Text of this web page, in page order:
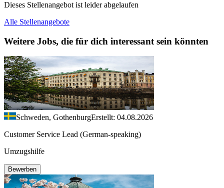
Dieses Stellenangebot ist leider abgelaufen
Alle Stellenangebote
Weitere Jobs, die für dich interessant sein könnten
Schweden, GothenburgErstellt: 04.08.2026
Customer Service Lead (German-speaking)
Umzugshilfe
Bewerben